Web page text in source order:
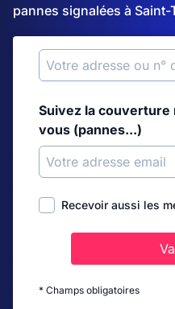
pannes signalées à
Suivez la couverture
vous (pannes...)
Recevoir aussi les
* Champs obligatoires